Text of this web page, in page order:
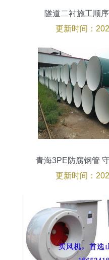
隧道二衬施工顺
更新时间：
青海3PE防腐钢管
更新时间：